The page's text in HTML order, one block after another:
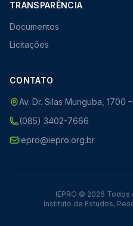
TRANSPARÊNCIA
Documentos
Licitações
CONTATO
Av. Dr. Silas Munguba, 1700
(085) 3402-7666
iepro@iepro.org.br
IEPRO © 2026
Instituto de Estudos,